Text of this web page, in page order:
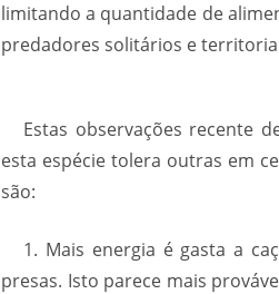
limitando a quantidade de
predadores solitários e
Estas observações recente
esta espécie tolera outras em
são:
1. Mais energia é gasta a
presas. Isto parece mais